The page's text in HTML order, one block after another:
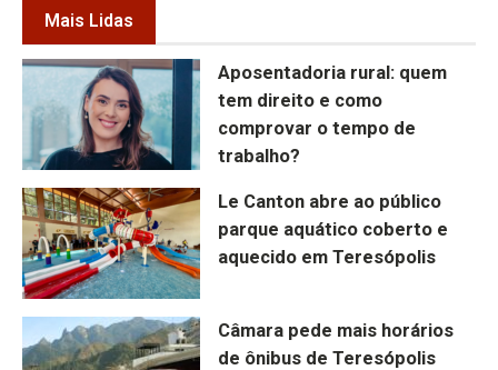
Mais Lidas
Aposentadoria rural: quem
tem direito e como
comprovar o tempo de
trabalho?
Le Canton abre ao público
parque aquático coberto e
aquecido em Teresópolis
Câmara pede mais horários
de ônibus de Teresópolis